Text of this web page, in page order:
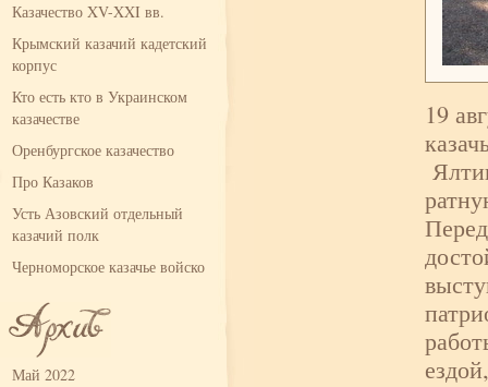
Казачество XV-XXI вв.
Крымский казачий кадетский
корпус
Кто есть кто в Украинском
казачестве
Оренбургское казачество
Про Казаков
Усть Азовский отдельный
казачий полк
Черноморское казачье войско
Май 2022
19